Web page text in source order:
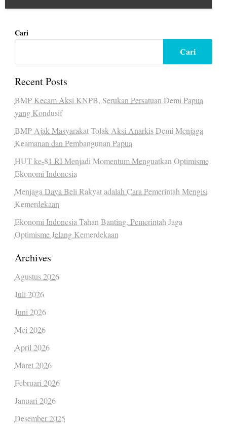
Cari
Cari
Recent Posts
BMP Kecam Aksi KNPB, Serukan Persatuan Demi Papua
yang Kondusif
BMP Ajak Masyarakat Tolak Aksi Anarkis Demi Menjaga
Keamanan dan Pembangunan Papua
HUT ke-81 RI Menjadi Momentum Menguatkan Optimisme
Ekonomi Indonesia
Menjaga Daya Beli Rakyat adalah Cara Pemerintah Mengisi
Kemerdekaan
Ekonomi Indonesia Tahan Banting, Pemerintah Jaga
Optimisme Jelang Kemerdekaan
Archives
Agustus 2026
Juli 2026
Juni 2026
Mei 2026
April 2026
Maret 2026
Februari 2026
Januari 2026
Desember 2025